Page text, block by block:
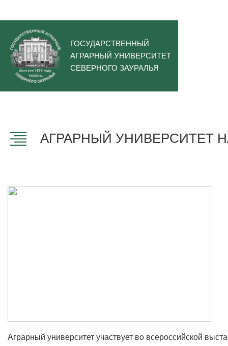
ГОСУДАРСТВЕННЫЙ
АГРАРНЫЙ УНИВЕРСИТЕТ
СЕВЕРНОГО ЗАУРАЛЬЯ
АГРАРНЫЙ УНИВЕРСИТЕТ
Аграрный университет участвует во всероссийской